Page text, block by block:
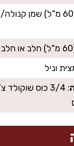
: 1/4 כוס (60 מ"ל) שמן
: 3/4 כוס